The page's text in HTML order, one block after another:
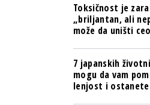
Toksičnost je
„briljantan, ali
može da uništi
7 japanskih
mogu da vam
lenjost i